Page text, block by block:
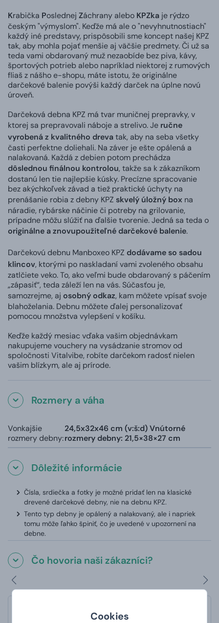
Cookies
Krabička Poslednej Záchrany alebo KPZka je rýdzo
českým "výmyslom". Keďže má ale o "nevyhnutnostiach"
každý iné predstavy, prispôsobili sme koncept našej KPZ
tak, aby mohla pojať menšie aj väčšie predmety. Či už sa
teda vami obdarovaný muž nezaobíde bez piva, kávy,
športových potrieb alebo napríklad niektorej z rumových
fliaš z nášho e-shopu, máte istotu, že originálne
darčekové balenie povýši každý darček na úplne novú
úroveň.
Darčeková debna KPZ má tvar muničnej prepravky, v
ktorej sa prepravovali náboje a strelivo. Je ručne
vyrobená z kvalitného drevatak, aby na seba všetky
časti perfektne doliehali. Na záver je ešte opálená a
nalakovaná. Každá z debien potom prechádza
dôslednou finálnou kontrolou, takže sa k zákazníkom
dostanú len tie najlepšie kúsky. Precízne spracovanie
bez akýchkoľvek závad a tiež praktické úchyty na
prenášanie robia z debny KPZ skvelý úložný box na
náradie, rybárske náčinie či potreby na grilovanie,
prípadne môžu slúžiť na ďalšie tvorenie. Jedná sa teda o
originálne a znovupoužiteľné darčekové balenie.
Darčekovú debnu Manboxeo KPZ dodávame so sadou
klincov, ktorými po naskladaní vami zvoleného obsahu
zatlčiete veko. To, ako veľmi bude obdarovaný s páčením
„zápasiť“, teda záleží len na vás. Súčasťou je,
samozrejme, aj osobný odkaz, kam môžete vpísať svoje
blahoželania. Debnu môžete ďalej personalizovať
pomocou množstva vylepšení v košíku.
Keďže každý mesiac vďaka vašim objednávkam
nakupujeme vouchery na vysádzanie stromov od
spoločnosti Vitalvibe, robíte darčekom radosť nielen
vašim blízkym, ale aj prírode.
Rozmery a váha
Vonkajšie
rozmery debny:
24,5x32x46 cm (v:š:d) Vnútorné
rozmery debny: 21,5×38×27 cm
Dôležité informácie
Čísla, srdiečka a fotky je možné pridať len na klasické
drevené darčekové debny, nie na debnu KPZ.
Tento typ debny je opálený a nalakovaný, ale i napriek
tomu môže ľahko špiniť, čo je uvedené v upozornení na
debne.
Čo hovoria naši zákazníci?